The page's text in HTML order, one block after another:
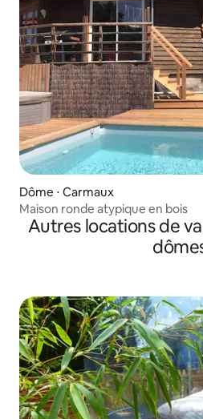
Dôme ⋅ Carmaux
Maison ronde atypique en bois
Autres locations de